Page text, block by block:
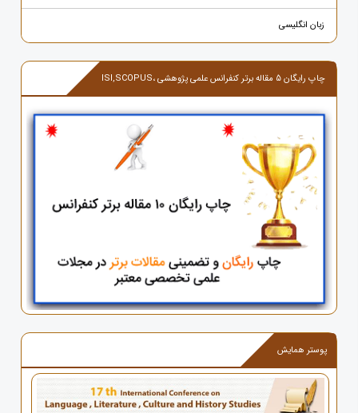
زبان انگلیسی
چاپ رایگان 5 مقاله برتر کنفرانس علمی پژوهشی ،ISI,SCOPUS
پوستر همایش